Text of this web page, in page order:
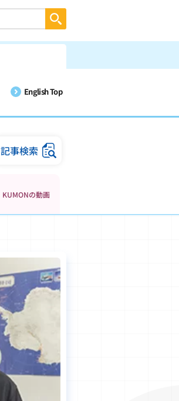
English Top
記事検索
KUMONの動画